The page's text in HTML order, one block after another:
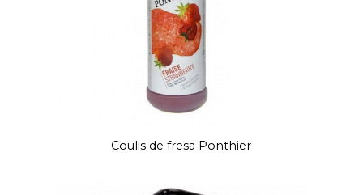
Coulis de fresa Ponthier